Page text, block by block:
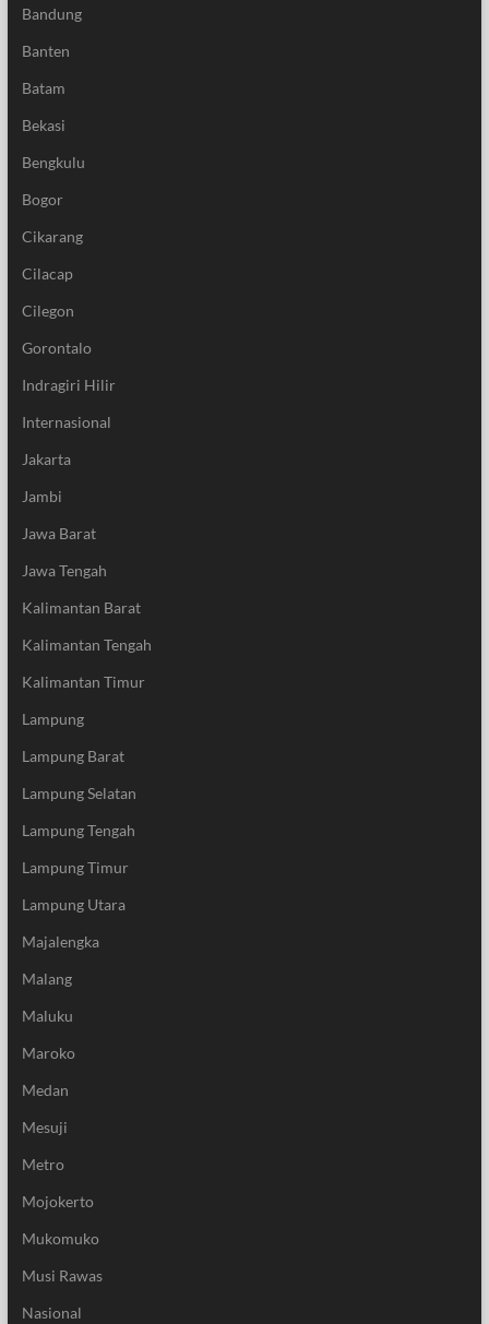
Bandung
Banten
Batam
Bekasi
Bengkulu
Bogor
Cikarang
Cilacap
Cilegon
Gorontalo
Indragiri Hilir
Internasional
Jakarta
Jambi
Jawa Barat
Jawa Tengah
Kalimantan Barat
Kalimantan Tengah
Kalimantan Timur
Lampung
Lampung Barat
Lampung Selatan
Lampung Tengah
Lampung Timur
Lampung Utara
Majalengka
Malang
Maluku
Maroko
Medan
Mesuji
Metro
Mojokerto
Mukomuko
Musi Rawas
Nasional